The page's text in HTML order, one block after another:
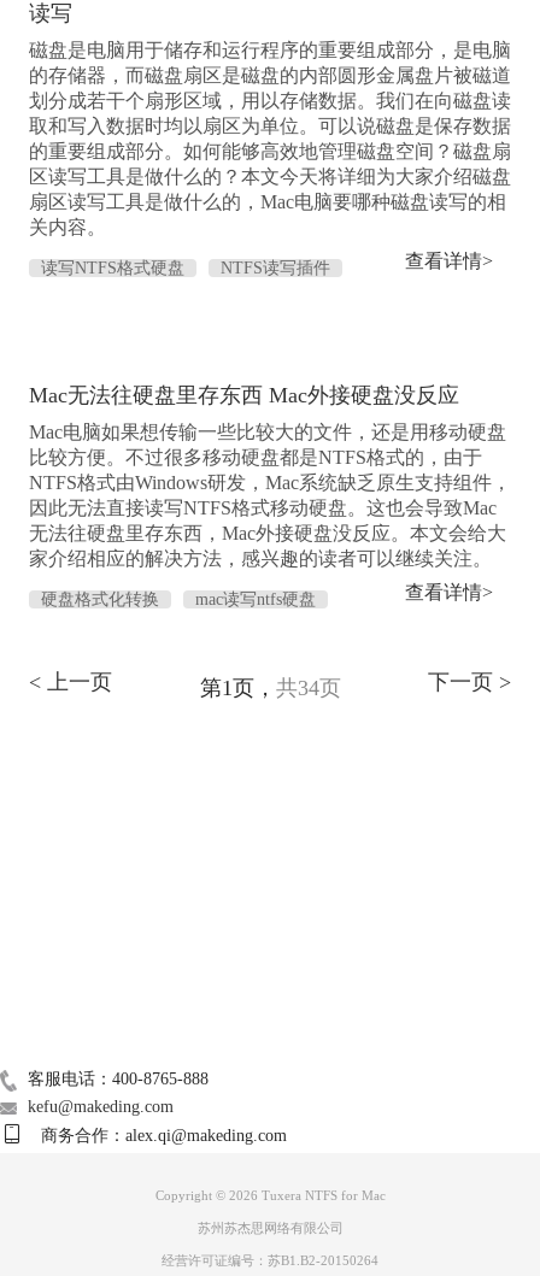
读写
磁盘是电脑用于储存和运行程序的重要组成部分，是电脑
的存储器，而磁盘扇区是磁盘的内部圆形金属盘片被磁道
划分成若干个扇形区域，用以存储数据。我们在向磁盘读
取和写入数据时均以扇区为单位。可以说磁盘是保存数据
的重要组成部分。如何能够高效地管理磁盘空间？磁盘扇
区读写工具是做什么的？本文今天将详细为大家介绍磁盘
扇区读写工具是做什么的，Mac电脑要哪种磁盘读写的相
关内容。
读写NTFS格式硬盘 NTFS读写插件 查看详情>
Mac无法往硬盘里存东西 Mac外接硬盘没反应
Mac电脑如果想传输一些比较大的文件，还是用移动硬盘
比较方便。不过很多移动硬盘都是NTFS格式的，由于
NTFS格式由Windows研发，Mac系统缺乏原生支持组件，
因此无法直接读写NTFS格式移动硬盘。这也会导致Mac
无法往硬盘里存东西，Mac外接硬盘没反应。本文会给大
家介绍相应的解决方法，感兴趣的读者可以继续关注。
硬盘格式化转换 mac读写ntfs硬盘 查看详情>
< 上一页 第1页， 共34页 下一页 >
客服电话：400-8765-888
kefu@makeding.com
商务合作：alex.qi@makeding.com
Copyright © 2026 Tuxera NTFS for Mac
苏州苏杰思网络有限公司
经营许可证编号：苏B1.B2-20150264